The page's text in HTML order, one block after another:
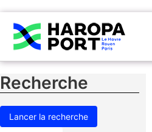
Recherche